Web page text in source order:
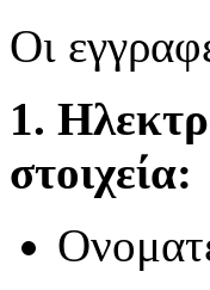
Οι
1.
στοιχεία: